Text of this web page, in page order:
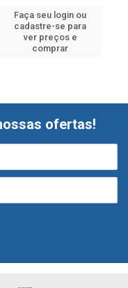
Faça seu login ou
cadastre-se para
ver preços e
comprar
ofertas!